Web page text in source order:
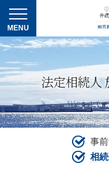
法定相続人
事
相